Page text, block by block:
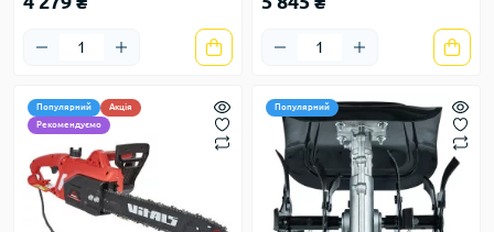
Популярний
Акція
Рекомендуємо
Популярний